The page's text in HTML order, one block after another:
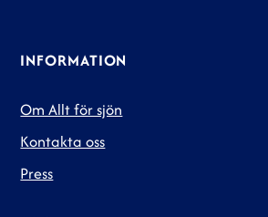
INFORMATION
Om Allt för sjön
Kontakta oss
Press